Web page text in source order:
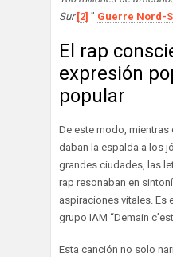
Sur [2] ” Guerre Nord-
El rap
expresión
popular
De este modo,
daban la espalda a los
grandes ciudades, las
rap resonaban en
aspiraciones vitales. Es
grupo IAM “Demain
Esta canción no solo